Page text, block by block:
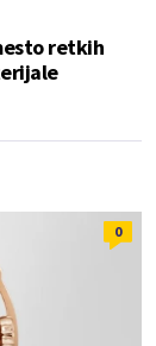
retkih
0